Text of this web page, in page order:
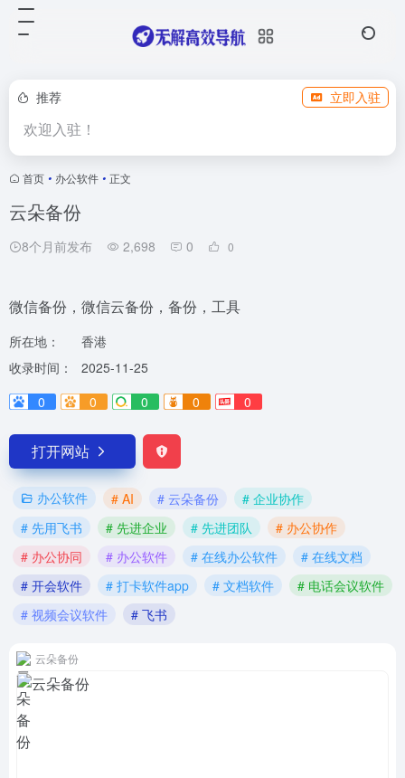
推荐 立即入驻
欢迎入驻！
首页 • 办公软件 • 正文
云朵备份
8个月前发布 2,698 0 0
微信备份，微信云备份，备份，工具
所在地：
香港
收录时间：
2025-11-25
0
0 0 0 0
打开网站
办公软件 # AI # 云朵备份
# 企业协作
# 先用飞书
# 先进企业 # 先进团队
# 办公协作
# 办公协同
# 办公软件 # 在线办公软件
# 在线文档
# 开会软件
# 打卡软件app # 文档软件
# 电话会议软件
# 视频会议软件
# 飞书
云朵备份